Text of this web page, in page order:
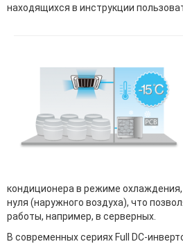
находящихся в инструкции
кондиционера в режиме
нуля (наружного воздуха), что
работы, например, в серверных.
В современных сериях Full DC-